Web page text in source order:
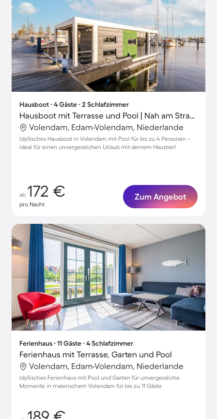
Hausboot ∙ 4 Gäste ∙ 2 Schlafzimmer
Hausboot mit Terrasse und Pool | Nah am Strand | Haustierfreundlich
Volendam, Edam-Volendam, Niederlande
Idyllisches Hausboot in Volendam mit Pool für bis zu 4 Personen –
ideal für einen unvergesslichen Urlaub mit deinem Haustier!
ab 172 €
pro Nacht
Zum Angebot
Ferienhaus ∙ 11 Gäste ∙ 4 Schlafzimmer
Ferienhaus mit Terrasse, Garten und Pool
Volendam, Edam-Volendam, Niederlande
Idyllisches Ferienhaus mit Pool und Garten für unvergessliche
Momente in malerischem Volendam für bis zu 11 Gäste